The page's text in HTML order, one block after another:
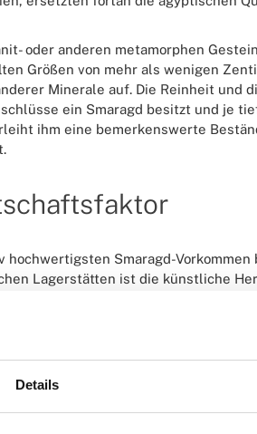
Details
oder anderen metamorphen
Größen von mehr als wenigen
Minerale auf. Die Reinheit und
ein Smaragd besitzt und je
ihm eine bemerkenswerte
Smaragd-
Lagerstätten ist die künstliche
Ein makelloser, tiefgrüner
„Teodora“ oder „Gottesgeschenk“
Mit einem Gewicht von rund